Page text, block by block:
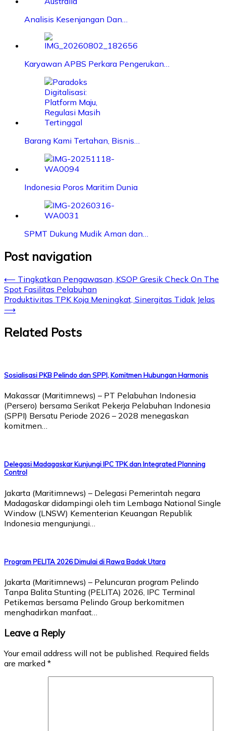
Analisis Kesenjangan Dan…
Karyawan APBS Perkara Pengerukan…
Barang Kami Tertahan, Bisnis…
Indonesia Poros Maritim Dunia
SPMT Dukung Mudik Aman dan…
Post navigation
⟵ Tingkatkan Pengawasan, KSOP Gresik Check On The
Spot Fasilitas Pelabuhan
Produktivitas TPK Koja Meningkat, Sinergitas Tidak Jelas
⟶
Related Posts
Sosialisasi PKB Pelindo dan SPPI, Komitmen Hubungan Harmonis
Makassar (Maritimnews) – PT Pelabuhan Indonesia
(Persero) bersama Serikat Pekerja Pelabuhan Indonesia
(SPPI) Bersatu Periode 2026 – 2028 menegaskan
komitmen…
Delegasi Madagaskar Kunjungi IPC TPK dan Integrated Planning
Control
Jakarta (Maritimnews) – Delegasi Pemerintah negara
Madagaskar didampingi oleh tim Lembaga National Single
Window (LNSW) Kementerian Keuangan Republik
Indonesia mengunjungi…
Program PELITA 2026 Dimulai di Rawa Badak Utara
Jakarta (Maritimnews) – Peluncuran program Pelindo
Tanpa Balita Stunting (PELITA) 2026, IPC Terminal
Petikemas bersama Pelindo Group berkomitmen
menghadirkan manfaat…
Leave a Reply
Your email address will not be published. Required fields
are marked *